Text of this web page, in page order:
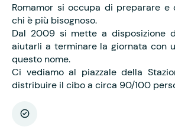
Romamor si occupa di preparare
chi è più bisognoso.
Dal 2009 si mette a disposizione
aiutarli a terminare la giornata con
questo nome.
Ci vediamo al piazzale della
distribuire il cibo a circa 90/100